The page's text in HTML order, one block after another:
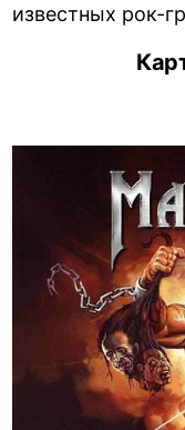
известных рок-